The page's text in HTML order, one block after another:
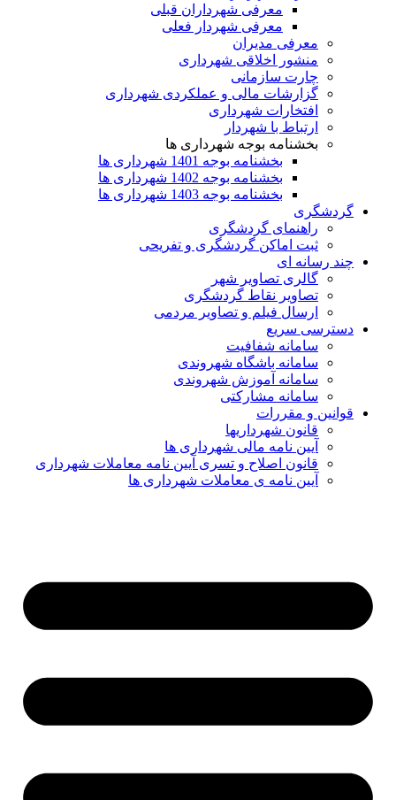
معرفی شهرداران قبلی
معرفی شهردار فعلی
معرفی مدیران
منشور اخلاقی شهرداری
چارت سازمانی
گزارشات مالی و عملکردی شهرداری
افتخارات شهرداری
ارتباط با شهردار
بخشنامه بوجه شهرداری ها
بخشنامه بوجه 1401 شهرداری ها
بخشنامه بوجه 1402 شهرداری ها
بخشنامه بوجه 1403 شهرداری ها
گردشگری
راهنمای گردشگری
ثبت اماکن گردشگری و تفریحی
چند رسانه ای
گالری تصاویر شهر
تصاویر نقاط گردشگری
ارسال فیلم و تصاویر مردمی
دسترسی سریع
سامانه شفافیت
سامانه باشگاه شهروندی
سامانه آموزش شهروندی
سامانه مشارکتی
قوانین و مقررات
قانون شهرداریها
آیین نامه مالی شهرداری ها
قانون اصلاح و تسری آیین نامه معاملات شهرداری
آیین نامه ی معاملات شهرداری ها